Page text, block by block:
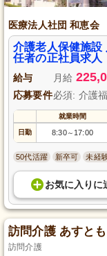
医療法人社団 和恵会
介護老人保健施設
任者の正社員求人
給与 月給
応募要件必須: 介護
就業時間
日勤 8:30～ 17:00
50代活躍 新卒可 未経
お気に入り に
訪問介護 あすと
訪問介護